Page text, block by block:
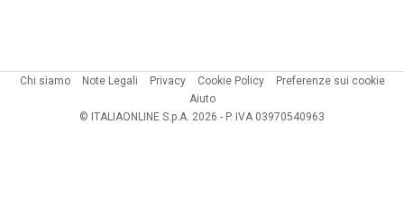
Chi siamo Note Legali Privacy Cookie Policy
Preferenze sui cookie
Aiuto
© ITALIAONLINE S.p.A. 2026 - P. IVA 03970540963